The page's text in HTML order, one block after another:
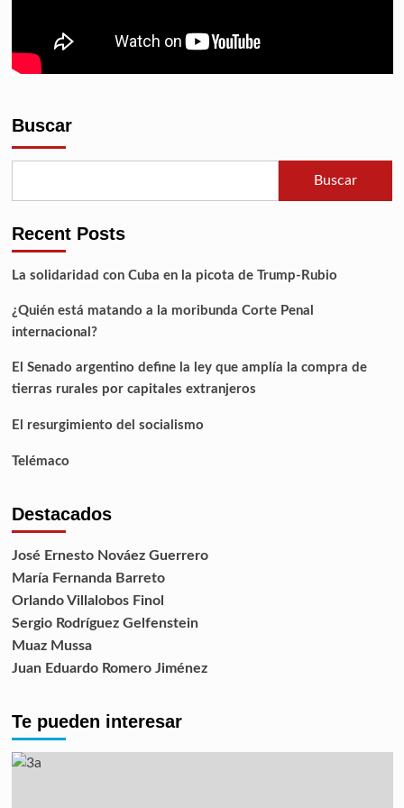
Buscar
Buscar
Recent Posts
La solidaridad con Cuba en la picota de Trump-Rubio
¿Quién está matando a la moribunda Corte Penal
internacional?
El Senado argentino define la ley que amplía la compra de
tierras rurales por capitales extranjeros
El resurgimiento del socialismo
Telémaco
Destacados
José Ernesto Nováez Guerrero
María Fernanda Barreto
Orlando Villalobos Finol
Sergio Rodríguez Gelfenstein
Muaz Mussa
Juan Eduardo Romero Jiménez
Te pueden interesar